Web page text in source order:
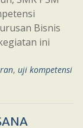
Bisnis
ini
, uji kompetensi